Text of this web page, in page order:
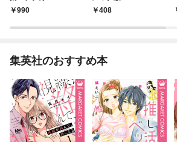
RE 1
990
408
集英社のおすすめ本